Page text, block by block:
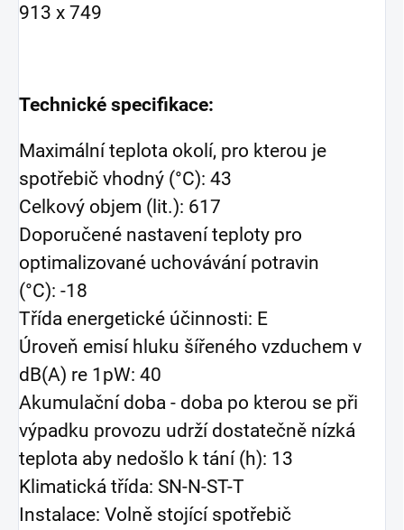
913 x 749
Technické specifikace:
Maximální teplota okolí, pro kterou je
spotřebič vhodný (°C): 43
Celkový objem (lit.): 617
Doporučené nastavení teploty pro
optimalizované uchovávání potravin
(°C): -18
Třída energetické účinnosti: E
Úroveň emisí hluku šířeného vzduchem v
dB(A) re 1pW: 40
Akumulační doba - doba po kterou se při
výpadku provozu udrží dostatečně nízká
teplota aby nedošlo k tání (h): 13
Klimatická třída: SN-N-ST-T
Instalace: Volně stojící spotřebič